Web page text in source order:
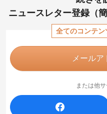
ニュースレター登録（
全てのコンテ
メール
または他